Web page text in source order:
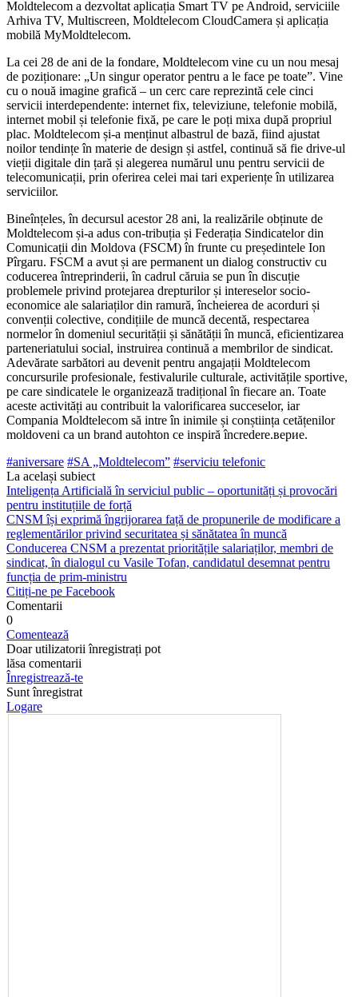
Moldtele­com a dezvoltat aplicația Smart TV pe Android, serviciile
Arhiva TV, Multiscreen, Moldtelecom CloudCamera și aplicația
mobilă MyMoldtelecom.
La cei 28 de ani de la fonda­re, Moldtelecom vine cu un nou mesaj
de poziționare: „Un singur operator pentru a le face pe toa­te”. Vine
cu o nouă imagine gra­fică – un cerc care reprezintă cele cinci
servicii interdependente: internet fix, televiziune, telefonie mobilă,
internet mobil și telefo­nie fixă, pe care le poți mixa după propriul
plac. Moldtelecom și-a menținut albastrul de bază, fiind ajustat
noilor tendințe în materie de design și astfel, continuă să fie drive-ul
vieții digitale din țară și alegerea numărul unu pentru servicii de
telecomunicații, prin oferirea celei mai tari experiențe în utilizarea
serviciilor.
Bineînțeles, în decursul aces­tor 28 ani, la realizările obținute de
Moldtelecom și-a adus con-tribuția și Federația Sindicatelor din
Comunicații din Moldova (FSCM) în frunte cu președintele Ion
Pîrgaru. FSCM a avut și are permanent un dialog constructiv cu
coducerea întreprinderii, în cadrul căruia se pun în discuție
problemele privind protejarea drepturilor și intereselor socio-
economice ale salariaților din ramură, încheierea de acorduri și
convenții colective, condițiile de muncă decentă, respectarea
normelor în domeniul securității și sănătății în muncă, eficienti­zarea
parteneriatului social, in­struirea continuă a membrilor de sindicat.
Adevărate sarbători au devenit pentru angajații Moldte­lecom
concursurile profesionale, festivalurile culturale, activitățile sportive,
pe care sindicatele le organizează tradițional în fie­care an. Toate
aceste activități au contribuit la valorificarea succeselor, iar
Compania Moldtelecom să intre în inimile și conștiința cetățenilor
moldoveni ca un brand autohton ce inspiră încredere.верие.
#aniversare #SA „Moldtelecom” #serviciu telefonic
La același subiect
Inteligența Artificială în serviciul public – oportunități și provocări
pentru instituțiile de forță
CNSM își exprimă îngrijorarea față de propunerile de modificare a
reglementărilor privind securitatea și sănătatea în muncă
Conducerea CNSM a prezentat prioritățile salariaților, membri de
sindicat, în dialogul cu Vasile Tofan, candidatul desemnat pentru
funcția de prim-ministru
Citiți-ne pe Facebook
Comentarii
0
Comentează
Doar utilizatorii înregistrați pot
lăsa comentarii
Înregistrează-te
Sunt înregistrat
Logare